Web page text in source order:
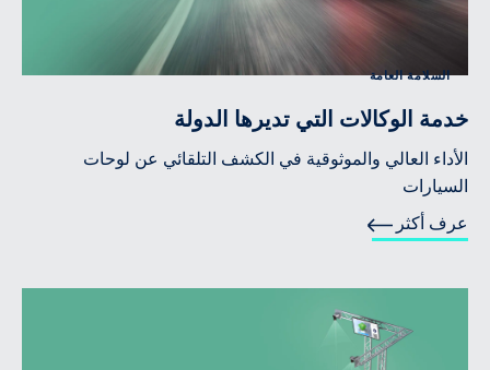
السلامة العامة
خدمة الوكالات التي تديرها الدولة
الأداء العالي والموثوقية في الكشف التلقائي عن لوحات
السيارات
عرف أكثر